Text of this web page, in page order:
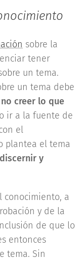
sobre la
tener
un tema.
un tema debe
no creer lo que
ir a la fuente de
el
plantea el tema
y
conocimiento, a
y de la
de que lo
entonces
tema. Sin